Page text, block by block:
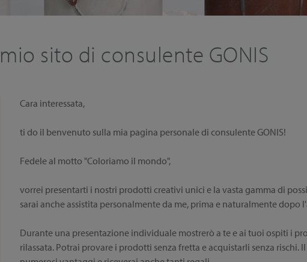
sito di consulente GONIS
Cara interessata,
ti do il benvenuto sulla mia pagina personale di consulente GONIS!
Fedele al motto "Coloriamo il mondo",
vorrei presentarti i nostri prodotti creativi unici e la vasta gamma di
sarai anche assistita personalmente da me, prima e naturalmente dopo
Durante una presentazione individuale mostrerò a te e ai tuoi ospiti i
rilassata. Potrai provare i prodotti senza fretta e acquistarli senza